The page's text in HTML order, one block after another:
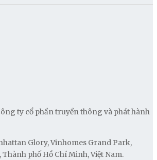
ty cổ phần truyền thông và phát hành
Glory, Vinhomes Grand Park,
phố Hồ Chí Minh, Việt Nam.